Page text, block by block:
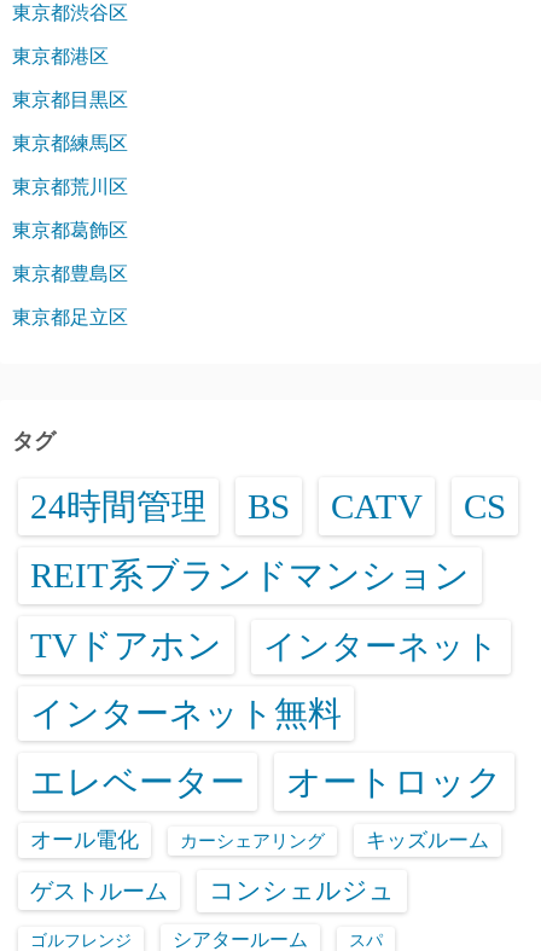
東京都渋谷区
東京都港区
東京都目黒区
東京都練馬区
東京都荒川区
東京都葛飾区
東京都豊島区
東京都足立区
タグ
24時間管理 BS CATV CS
REIT系ブランドマンション
TVドアホン インターネット
インターネット無料
エレベーター オートロック
オール電化 カーシェアリング キッズルーム
ゲストルーム コンシェルジュ
ゴルフレンジ シアタールーム スパ